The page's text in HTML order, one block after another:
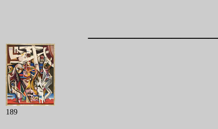
189